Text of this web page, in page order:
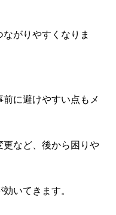
がりやすくなりま
に避けやすい点もメ
など、後から困りや
いてきます。